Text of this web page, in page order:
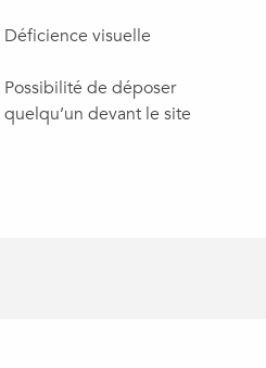
Déficience visuelle
Possibilité de déposer
quelqu’un devant le site